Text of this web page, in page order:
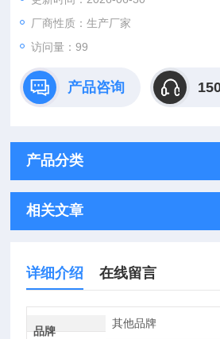
厂商性质：生产厂家
访问量：99
产品咨询
产品分类
相关文章
详细介绍 在线留言
品牌
其他品牌